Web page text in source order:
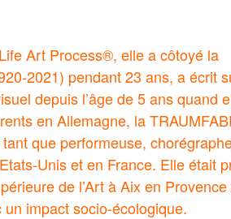
Art Process®, elle a côtoyé la
2021) pendant 23 ans, a écrit
depuis l’âge de 5 ans quand
en Allemagne, la
que performeuse,
Unis et en France. Elle était
de l’Art à Aix en
impact socio-écologique.